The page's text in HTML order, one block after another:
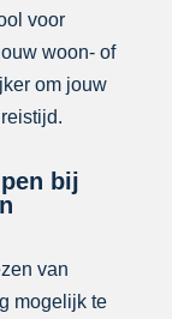
voor
woon- of
om jouw
bij
van
mogelijk te